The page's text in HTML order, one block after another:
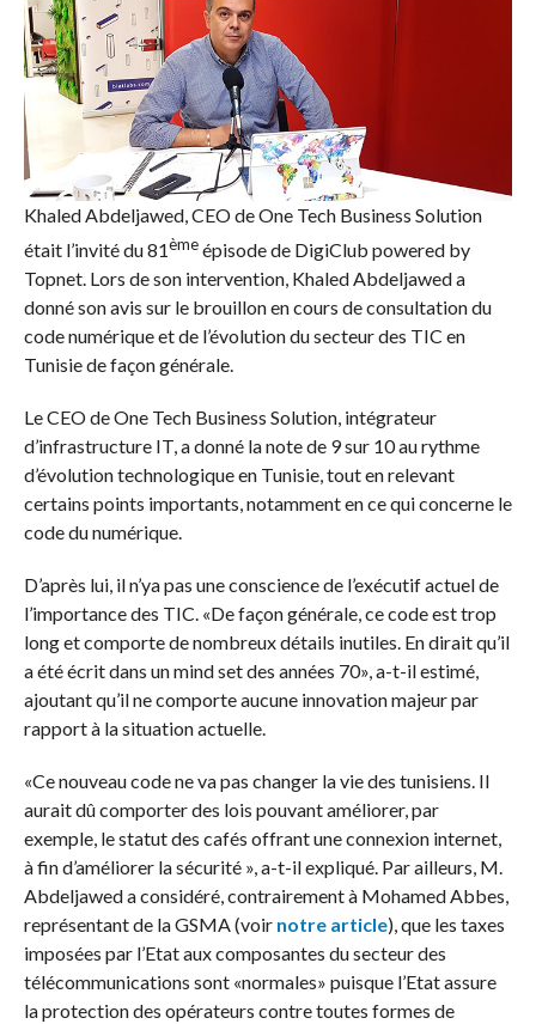
Khaled Abdeljawed, CEO de One Tech Business Solution
était l’invité du 81èmeépisode de DigiClub powered by
Topnet. Lors de son intervention, Khaled Abdeljawed a
donné son avis sur le brouillon en cours de consultation du
code numérique et de l’évolution du secteur des TIC en
Tunisie de façon générale.
Le CEO de One Tech Business Solution, intégrateur
d’infrastructure IT, a donné la note de 9 sur 10 au rythme
d’évolution technologique en Tunisie, tout en relevant
certains points importants, notamment en ce qui concerne le
code du numérique.
D’après lui, il n’ya pas une conscience de l’exécutif actuel de
l’importance des TIC. «De façon générale, ce code est trop
long et comporte de nombreux détails inutiles. En dirait qu’il
a été écrit dans un mind set des années 70», a-t-il estimé,
ajoutant qu’il ne comporte aucune innovation majeur par
rapport à la situation actuelle.
«Ce nouveau code ne va pas changer la vie des tunisiens. Il
aurait dû comporter des lois pouvant améliorer, par
exemple, le statut des cafés offrant une connexion internet,
à fin d’améliorer la sécurité », a-t-il expliqué. Par ailleurs, M.
Abdeljawed a considéré, contrairement à Mohamed Abbes,
représentant de la GSMA (voir notre article), que les taxes
imposées par l’Etat aux composantes du secteur des
télécommunications sont «normales» puisque l’Etat assure
la protection des opérateurs contre toutes formes de